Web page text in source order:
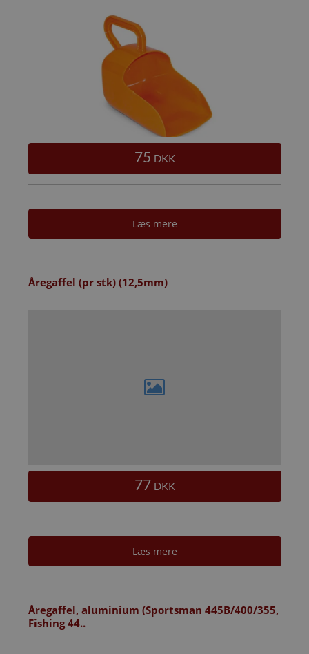
75 DKK
Læs mere
Åregaffel (pr stk) (12,5mm)
77 DKK
Læs mere
Åregaffel, aluminium (Sportsman 445B/400/355,
Fishing 44..